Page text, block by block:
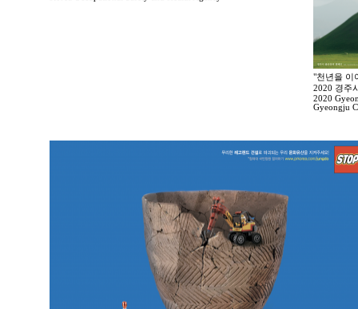
"천년을 이
2020 경주
2020
Gyeongju